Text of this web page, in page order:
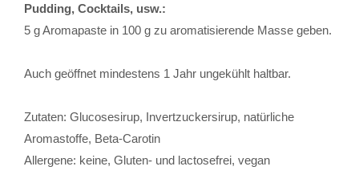
Pudding, Cocktails, usw.:
5 g Aromapaste in 100 g zu aromatisierende Masse geben.
Auch geöffnet mindestens 1 Jahr ungekühlt haltbar.
Zutaten: Glucosesirup, Invertzuckersirup, natürliche
Aromastoffe, Beta-Carotin
Allergene: keine, Gluten- und lactosefrei, vegan